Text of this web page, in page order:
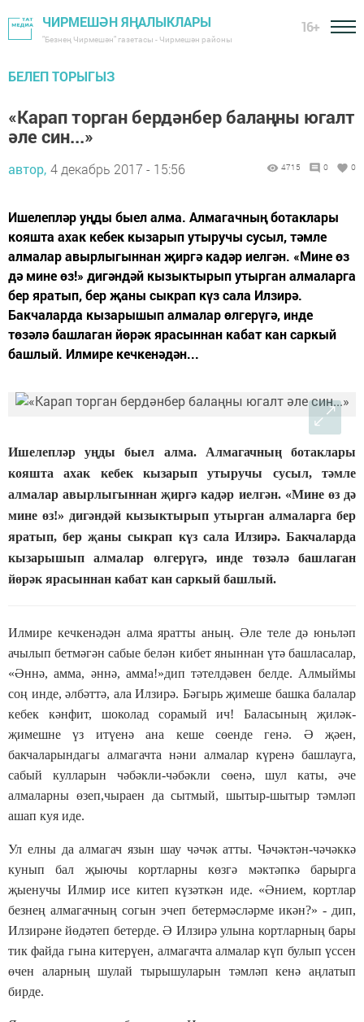
ЧИРМЕШӘН ЯҢАЛЫКЛАРЫ
"Безнең Чирмешән" газетасы - Чирмешән районы
16+
БЕЛЕП ТОРЫГЫЗ
«Карап торган бердәнбер балаңны югалт
әле син...»
автор, 4 декабрь 2017 - 15:56 4715 0 0
Ишелепләр уңды быел алма. Алмагачның ботаклары
кояшта ахак кебек кызарып утыручы сусыл, тәмле
алмалар авырлыгыннан җиргә кадәр иелгән. «Мине өз
дә мине өз!» дигәндәй кызыктырып утырган алмаларга
бер яратып, бер җаны сыкрап күз сала Илзирә.
Бакчаларда кызарышып алмалар өлгерүгә, инде
төзәлә башлаган йөрәк ярасыннан кабат кан саркый
башлый. Илмире кечкенәдән...
Ишелепләр уңды быел алма. Алмагачның ботаклары
кояшта ахак кебек кызарып утыручы сусыл, тәмле
алмалар авырлыгыннан җиргә кадәр иелгән. «Мине өз дә
мине өз!» дигәндәй кызыктырып утырган алмаларга бер
яратып, бер җаны сыкрап күз сала Илзирә. Бакчаларда
кызарышып алмалар өлгерүгә, инде төзәлә башлаган
йөрәк ярасыннан кабат кан саркый башлый.
Илмире кечкенәдән алма яратты аның. Әле теле дә юньләп
ачылып бетмәгән сабые белән кибет яныннан үтә башласалар,
«Әннә, амма, әннә, амма!»дип тәтелдәвен белде. Алмыймы
соң инде, әлбәттә, ала Илзирә. Бәгырь җимеше башка балалар
кебек кәнфит, шоколад сорамый ич! Баласының җиләк-
җимешне үз итүенә ана кеше сөенде генә. Ә җәен,
бакчаларындагы алмагачта нәни алмалар күренә башлауга,
сабый кулларын чәбәкли-чәбәкли сөенә, шул каты, әче
алмаларны өзеп,чыраен да сытмый, шытыр-шытыр тәмләп
ашап куя иде.
Ул елны да алмагач язын шау чәчәк атты. Чәчәктән-чәчәккә
кунып бал җыючы кортларны көзгә мәктәпкә барырга
җыенучы Илмир исе китеп күзәткән иде. «Әнием, кортлар
безнең алмагачның согын эчеп бетермәсләрме икән?» - дип,
Илзирәне йөдәтеп бетерде. Ә Илзирә улына кортларның бары
тик файда гына китерүен, алмагачта алмалар күп булып үссен
өчен аларның шулай тырышуларын тәмләп кенә аңлатып
бирде.